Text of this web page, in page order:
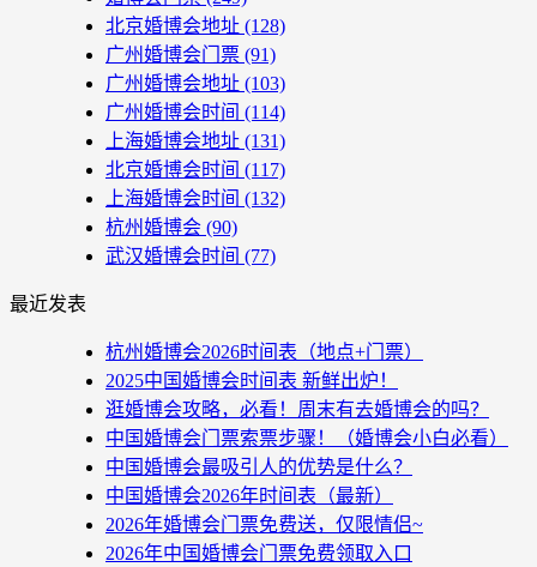
北京婚博会地址 (128)
广州婚博会门票 (91)
广州婚博会地址 (103)
广州婚博会时间 (114)
上海婚博会地址 (131)
北京婚博会时间 (117)
上海婚博会时间 (132)
杭州婚博会 (90)
武汉婚博会时间 (77)
最近发表
杭州婚博会2026时间表（地点+门票）
2025中国婚博会时间表 新鲜出炉！
逛婚博会攻略，必看！周末有去婚博会的吗？
中国婚博会门票索票步骤！（婚博会小白必看）
中国婚博会最吸引人的优势是什么？
中国婚博会2026年时间表（最新）
2026年婚博会门票免费送，仅限情侣~
2026年中国婚博会门票免费领取入口